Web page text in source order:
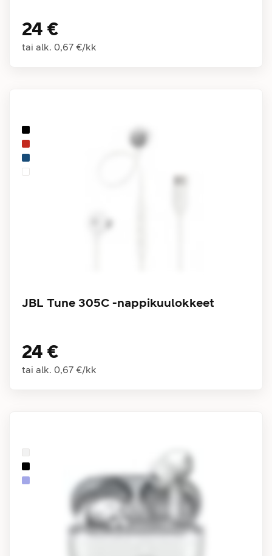
24 €
tai alk. 0,67 €/kk
JBL Tune 305C -nappikuulokkeet
24 €
tai alk. 0,67 €/kk